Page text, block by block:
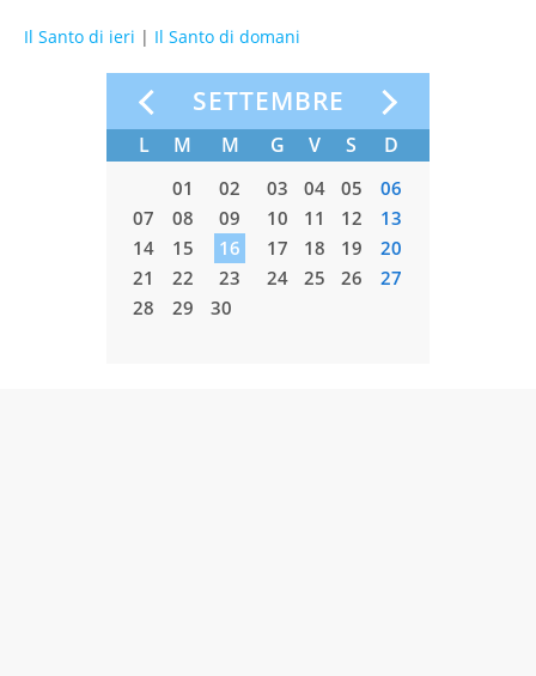
Il Santo di ieri | Il Santo di domani
SETTEMBRE
L M M G V S D
01 02 03 04 05
06
07
08 09 10 11 12
13
14
15 16 17 18 19
20
21
22 23 24 25 26
27
28
29 30